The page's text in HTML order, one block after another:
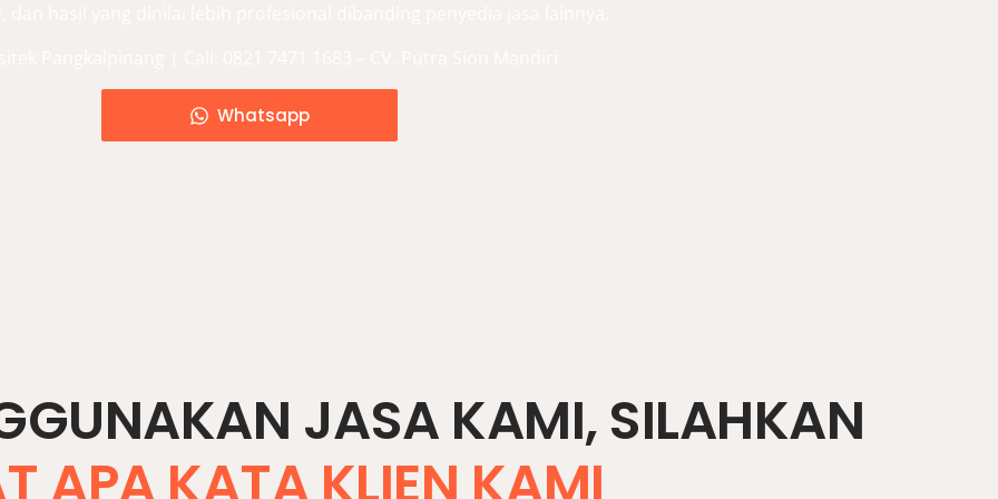
Whatsapp
JASA KAMI, SILAHKAN
APA KATA KLIEN KAMI